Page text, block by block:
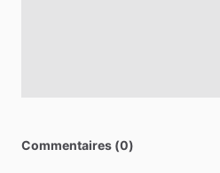
Commentaires (0)